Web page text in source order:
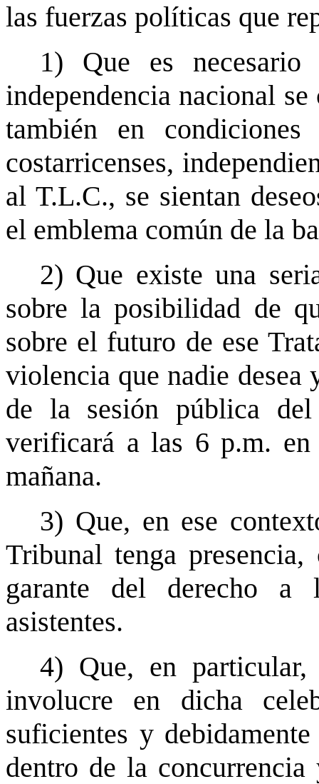
las fuerzas políticas que
1) Que es
independencia nacional
también en
costarricenses,
al T.L.C., se sientan
el emblema común de la
2) Que existe una
sobre la posibilidad de
sobre el futuro de ese
violencia que nadie
de la sesión pública
verificará a las 6 p.m.
mañana.
3) Que, en ese
Tribunal tenga
garante del derecho a
asistentes.
4) Que, en
involucre en dicha
suficientes y
dentro de la